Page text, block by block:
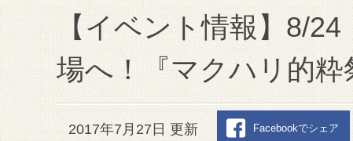
【イベント情報】8/
場へ！『マクハリ的粋
2017年7月27日 更新 Facebookでシェア